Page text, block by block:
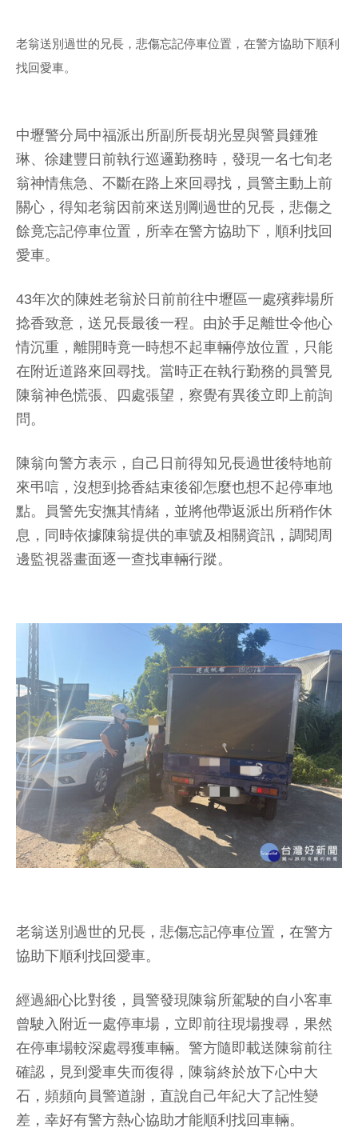
老翁送別過世的兄長，悲傷忘記停車位置，在警方協助下順利
找回愛車。
中壢警分局中福派出所副所長胡光昱與警員鍾雅
琳、徐建豐日前執行巡邏勤務時，發現一名七旬老
翁神情焦急、不斷在路上來回尋找，員警主動上前
關心，得知老翁因前來送別剛過世的兄長，悲傷之
餘竟忘記停車位置，所幸在警方協助下，順利找回
愛車。
43年次的陳姓老翁於日前前往中壢區一處殯葬場所
捻香致意，送兄長最後一程。由於手足離世令他心
情沉重，離開時竟一時想不起車輛停放位置，只能
在附近道路來回尋找。當時正在執行勤務的員警見
陳翁神色慌張、四處張望，察覺有異後立即上前詢
問。
陳翁向警方表示，自己日前得知兄長過世後特地前
來弔唁，沒想到捻香結束後卻怎麼也想不起停車地
點。員警先安撫其情緒，並將他帶返派出所稍作休
息，同時依據陳翁提供的車號及相關資訊，調閱周
邊監視器畫面逐一查找車輛行蹤。
老翁送別過世的兄長，悲傷忘記停車位置，在警方
協助下順利找回愛車。
經過細心比對後，員警發現陳翁所駕駛的自小客車
曾駛入附近一處停車場，立即前往現場搜尋，果然
在停車場較深處尋獲車輛。警方隨即載送陳翁前往
確認，見到愛車失而復得，陳翁終於放下心中大
石，頻頻向員警道謝，直說自己年紀大了記性變
差，幸好有警方熱心協助才能順利找回車輛。